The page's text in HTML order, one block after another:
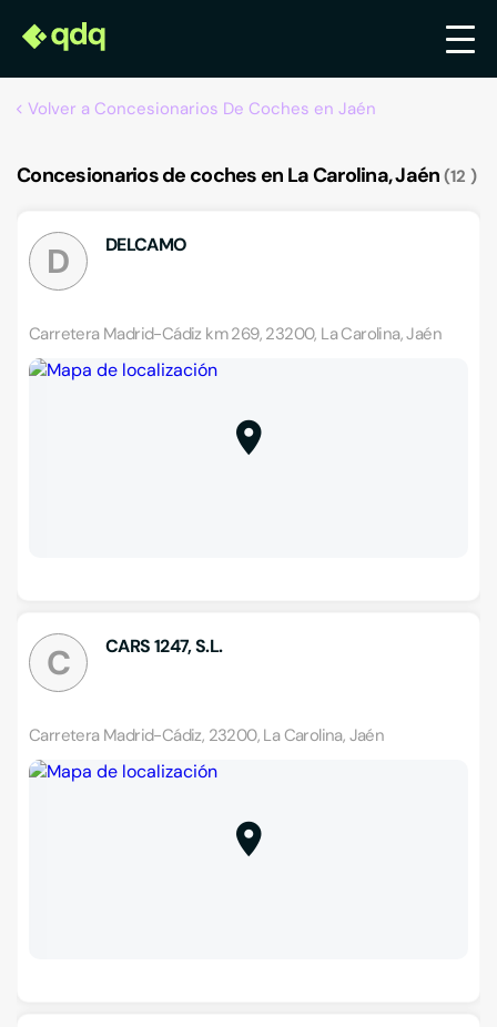
Volver a Concesionarios De Coches en Jaén
Concesionarios de coches en La Carolina, Jaén 12
D DELCAMO
Carretera Madrid-Cádiz km 269, 23200, La Carolina, Jaén
C CARS 1247, S.L.
Carretera Madrid-Cádiz, 23200, La Carolina, Jaén